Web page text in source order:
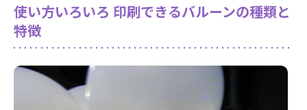
使い方いろいろ 印刷できるバルーンの種類と
特徴